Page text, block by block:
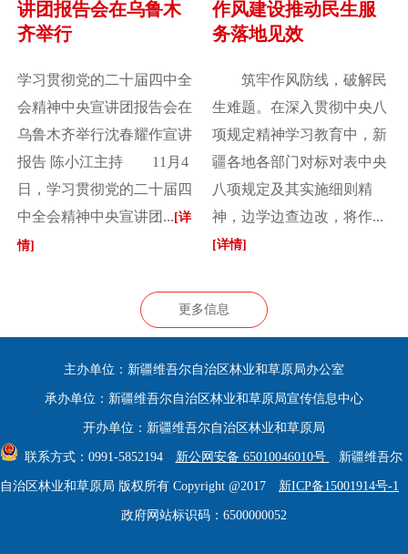
讲团报告会在乌鲁木
齐举行
学习贯彻党的二十届四中全
会精神中央宣讲团报告会在
乌鲁木齐举行沈春耀作宣讲
报告 陈小江主持 11月4
日，学习贯彻党的二十届四
中全会精神中央宣讲团...[详
情]
作风建设推动民生服
务落地见效
筑牢作风防线，破解民
生难题。在深入贯彻中央八
项规定精神学习教育中，新
疆各地各部门对标对表中央
八项规定及其实施细则精
神，边学边查边改，将作...
[详情]
更多信息
主办单位：新疆维吾尔自治区林业和草原局办公室
承办单位：新疆维吾尔自治区林业和草原局宣传信息中心
开办单位：新疆维吾尔自治区林业和草原局
联系方式：0991-5852194 新公网安备 65010046010号 新疆维吾尔
自治区林业和草原局 版权所有 Copyright @2017 新ICP备15001914号-1
政府网站标识码：6500000052